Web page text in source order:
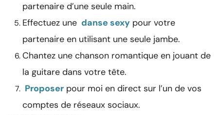
partenaire d’une seule main.
Effectuez une danse sexy pour votre
partenaire en utilisant une seule jambe.
Chantez une chanson romantique en jouant de
la guitare dans votre tête.
Proposer pour moi en direct sur l’un de vos
comptes de réseaux sociaux.